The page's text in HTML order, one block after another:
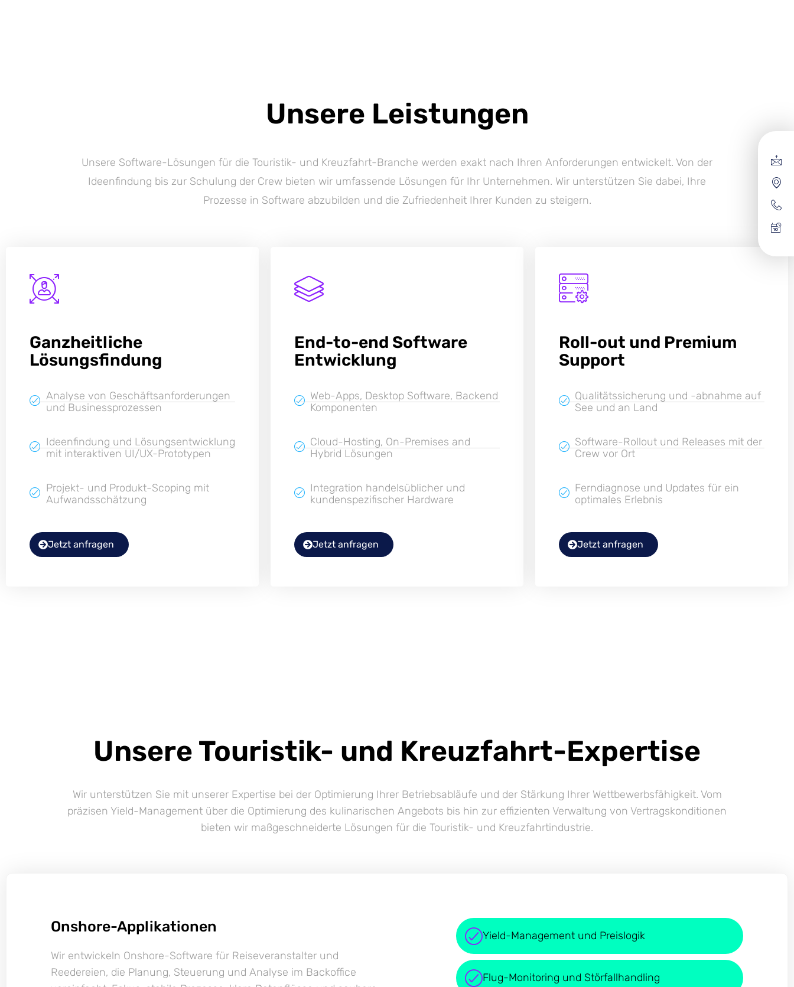
Unsere Leistungen
Unsere Software-Lösungen für die Touristik- und Kreuzfahrt-Branche werden exakt nach Ihren Anforderungen entwickelt. Von der
Ideenfindung bis zur Schulung der Crew bieten wir umfassende Lösungen für Ihr Unternehmen. Wir unterstützen Sie dabei, Ihre
Prozesse in Software abzubilden und die Zufriedenheit Ihrer Kunden zu steigern.
Ganzheitliche
Lösungsfindung
Analyse von Geschäftsanforderungen
und Businessprozessen
Ideenfindung und Lösungsentwicklung
mit interaktiven UI/UX-Prototypen
Projekt- und Produkt-Scoping mit
Aufwandsschätzung
Jetzt anfragen
End-to-end Software
Entwicklung
Web-Apps, Desktop Software, Backend
Komponenten
Cloud-Hosting, On-Premises and
Hybrid Lösungen
Integration handelsüblicher und
kundenspezifischer Hardware
Jetzt anfragen
Roll-out und Premium
Support
Qualitätssicherung und -abnahme auf
See und an Land
Software-Rollout und Releases mit der
Crew vor Ort
Ferndiagnose und Updates für ein
optimales Erlebnis
Jetzt anfragen
Unsere Touristik- und Kreuzfahrt-Expertise
Wir unterstützen Sie mit unserer Expertise bei der Optimierung Ihrer Betriebsabläufe und der Stärkung Ihrer Wettbewerbsfähigkeit. Vom
präzisen Yield-Management über die Optimierung des kulinarischen Angebots bis hin zur effizienten Verwaltung von Vertragskonditionen
bieten wir maßgeschneiderte Lösungen für die Touristik- und Kreuzfahrtindustrie.
Onshore-Applikationen
Wir entwickeln Onshore-Software für Reiseveranstalter und
Reedereien, die Planung, Steuerung und Analyse im Backoffice
Yield-Management und Preislogik
Flug-Monitoring und Störfallhandling